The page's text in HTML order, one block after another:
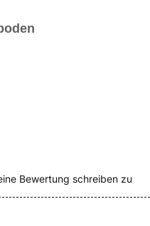
Bewertung schreiben zu